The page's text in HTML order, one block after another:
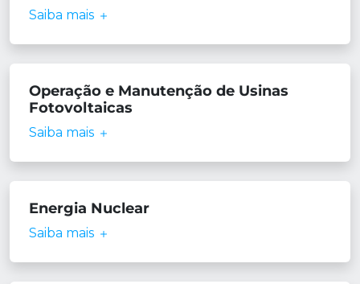
Saiba mais
Operação e Manutenção de Usinas
Fotovoltaicas
Saiba mais
Energia Nuclear
Saiba mais